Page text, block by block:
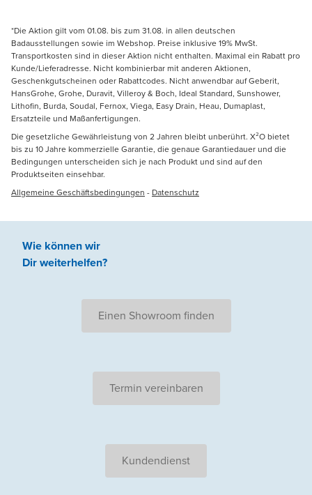
*Die Aktion gilt vom 01.08. bis zum 31.08. in allen deutschen
Badausstellungen sowie im Webshop. Preise inklusive 19% MwSt.
Transportkosten sind in dieser Aktion nicht enthalten. Maximal ein Rabatt pro
Kunde/Lieferadresse. Nicht kombinierbar mit anderen Aktionen,
Geschenkgutscheinen oder Rabattcodes. Nicht anwendbar auf Geberit,
HansGrohe, Grohe, Duravit, Villeroy & Boch, Ideal Standard, Sunshower,
Lithofin, Burda, Soudal, Fernox, Viega, Easy Drain, Heau, Dumaplast,
Ersatzteile und Maßanfertigungen.
Die gesetzliche Gewährleistung von 2 Jahren bleibt unberührt. X²O bietet
bis zu 10 Jahre kommerzielle Garantie, die genaue Garantiedauer und die
Bedingungen unterscheiden sich je nach Produkt und sind auf den
Produktseiten einsehbar.
Allgemeine Geschäftsbedingungen - Datenschutz
Wie können wir
Dir weiterhelfen?
Einen Showroom finden
Termin vereinbaren
Kundendienst